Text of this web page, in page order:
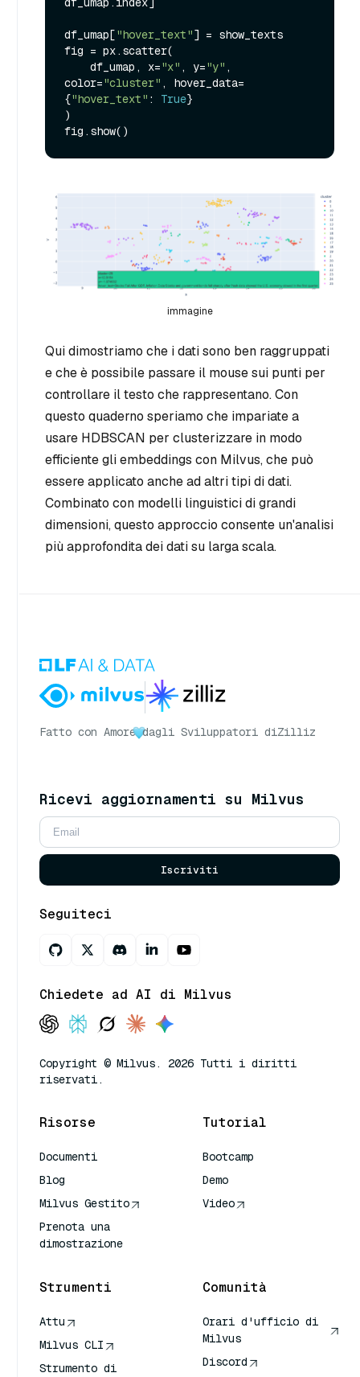
df_umap["hover_text"] = show_texts
fig = px.scatter(
    df_umap, x=
"x" , y="y" ,
color="cluster" , hover_data=
{"hover_text" : True}
)
immagine
Qui dimostriamo che i dati sono ben raggruppati
e che è possibile passare il mouse sui punti per
controllare il testo che rappresentano. Con
questo quaderno speriamo che impariate a
usare HDBSCAN per clusterizzare in modo
efficiente gli embeddings con Milvus, che può
essere applicato anche ad altri tipi di dati.
Combinato con modelli linguistici di grandi
dimensioni, questo approccio consente un'analisi
più approfondita dei dati su larga scala.
Fatto con Amore dagli Sviluppatori diZilliz
Ricevi aggiornamenti su Milvus
Iscriviti
Seguiteci
Chiedete ad AI di Milvus
Copyright © Milvus. 2026 Tutti i diritti
riservati.
Risorse
Documenti
Blog
Milvus Gestito
Prenota una
dimostrazione
Tutorial
Bootcamp
Demo
Video
Strumenti
Attu
Milvus CLI
Strumento di
Comunità
Orari d'ufficio di
Milvus
Discord